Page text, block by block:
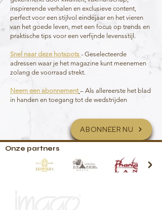
inspirerende verhalen en exclusieve content,
perfect voor een stijlvol eindejaar en het vieren
van het goede leven, met een focus op trends en
praktische tips voor een verfijnde levensstijl.
Snel naar deze hotspots - Geselecteerde
adressen waar je het magazine kunt meenemen
zolang de voorraad strekt.
Neem een abonnement – Als allereerste het blad
in handen en toegang tot de wedstrijden
ABONNEER NU
Onze partners